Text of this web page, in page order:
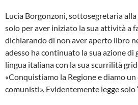
Lucia Borgonzoni, sottosegretaria
solo per aver iniziato la sua attività a
dichiarando di non aver aperto libro
adesso ha continuato la sua azione di
lingua italiana con la sua scurrilità
«Conquistiamo la Regione e diamo un
comunisti». Evidentemente legge solo